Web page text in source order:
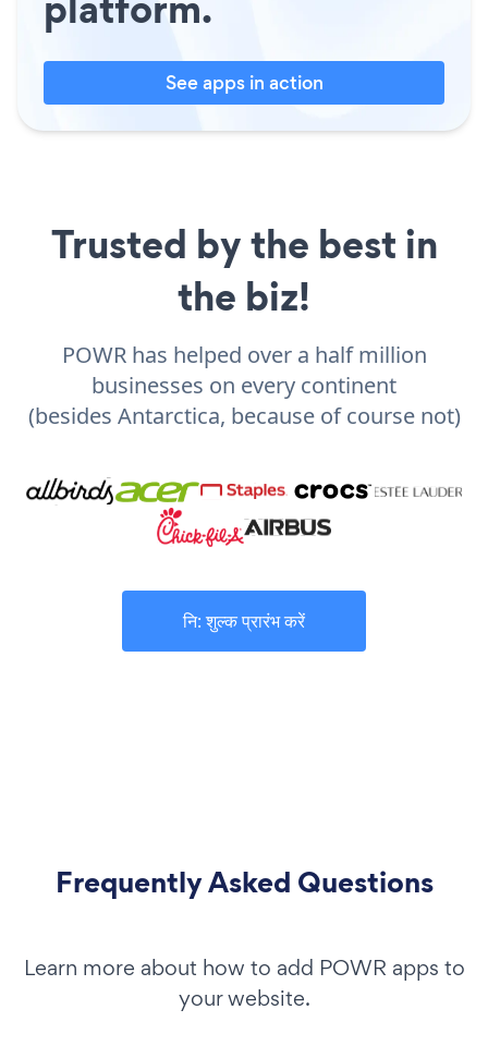
See apps in action
Trusted by the best in
the biz!
POWR has helped over a half million
businesses on every continent
(besides Antarctica, because of course not)
नि: शुल्क प्रारंभ करें
Frequently Asked Questions
Learn more about how to add POWR apps to
your website.